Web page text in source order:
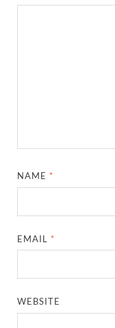
NAME *
EMAIL *
WEBSITE